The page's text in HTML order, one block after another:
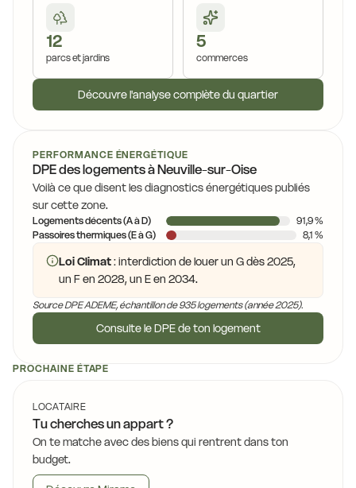
12
parcs et jardins
5
commerces
Découvre l'analyse complète du quartier
PERFORMANCE ÉNERGÉTIQUE
DPE des logements à Neuville-sur-Oise
Voilà ce que disent les diagnostics énergétiques publiés
sur cette zone.
Logements décents (A à D)
91,9 %
Passoires thermiques (E à G)
8,1 %
Loi Climat: interdiction de louer un G dès 2025,
un F en 2028, un E en 2034.
Source DPE ADEME, échantillon de 935 logements (année 2025).
Consulte le DPE de ton logement
PROCHAINE ÉTAPE
LOCATAIRE
Tu cherches un appart ?
On te matche avec des biens qui rentrent dans ton
budget.